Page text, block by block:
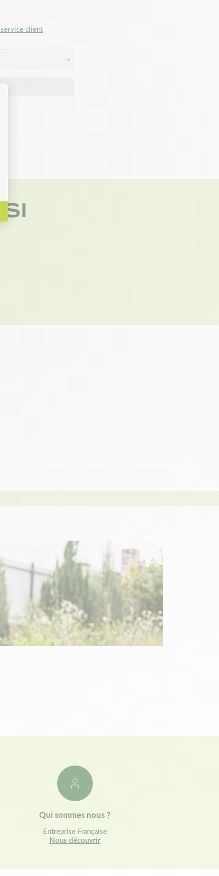
client
Qui sommes nous ?
Entreprise Française
Nous découvrir